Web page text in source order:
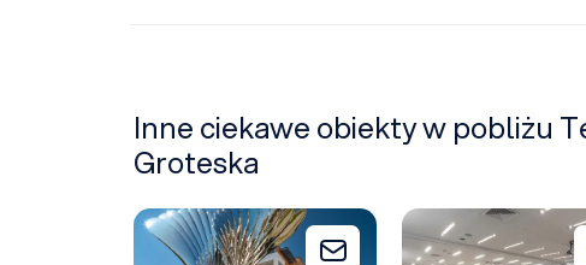
Inne ciekawe obiekty w pobliżu
Groteska
Wings Plaza
Dodaj do zapytania
Novotel Kraków City